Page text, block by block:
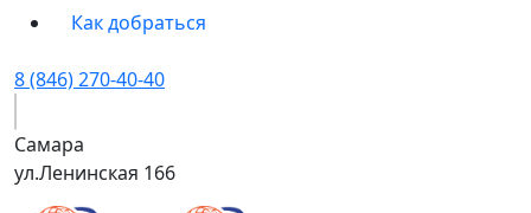
Как добраться
8 (846) 270-40-40
Самара
ул.Ленинская 166